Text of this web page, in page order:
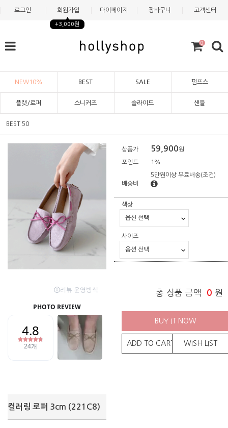
로그인 회원가입
+3,000원
마이페이지 장바구니 고객센터
0
NEW10% BEST SALE 펌프스
플랫/로퍼 스니커즈 슬라이드 샌들
BEST 50
컬러링 로퍼 3cm (221C8)
상품가 59,900원
포인트 1%
배송비
5만원이상 무료배송(조건)
색상
사이즈
총 상품 금액 0 원
BUY IT NOW
ADD TO CART WISH LIST